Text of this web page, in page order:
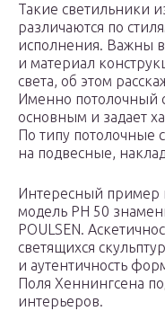
Такие светильники
различаются по
исполнения. Важны
и материал
света, об этом
Именно потолочный
основным и задает
По типу потолочные
на подвесные,
Интересный пример
модель PH 50
POULSEN.
светящихся
и аутентичность
Поля Хеннингсена
интерьеров.